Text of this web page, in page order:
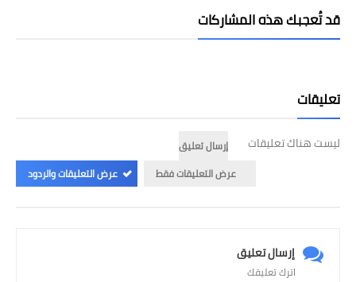
قد تُعجبك هذه المشاركات
تعليقات
ليست هناك تعليقات
إرسال تعليق
عرض التعليقات فقط
عرض التعليقات والردود
إرسال تعليق
اترك تعليقك